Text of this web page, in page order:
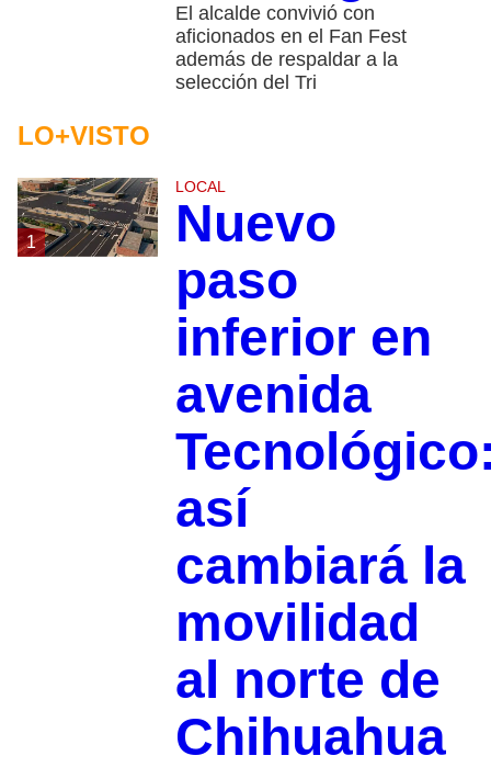
El alcalde convivió con
aficionados en el Fan Fest
además de respaldar a la
selección del Tri
LO+VISTO
1
LOCAL
Nuevo
paso
inferior en
avenida
así
cambiará la
movilidad
al norte de
Chihuahua